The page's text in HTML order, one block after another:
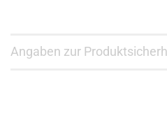
Angaben zur